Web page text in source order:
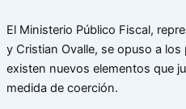
El Ministerio Público Fiscal,
y Cristian Ovalle, se opuso a
existen nuevos elementos que
medida de coerción.